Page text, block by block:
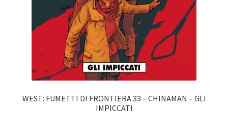
WEST: FUMETTI DI FRONTIERA 33 – CHINAMAN – GLI
IMPICCATI